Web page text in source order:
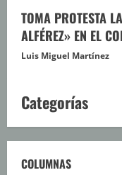
TOMA PROTESTA
ALFÉREZ» EN EL
Luis Miguel Martínez
Categorías
COLUMNAS